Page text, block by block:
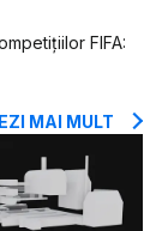
FIFA:
MAI MULT